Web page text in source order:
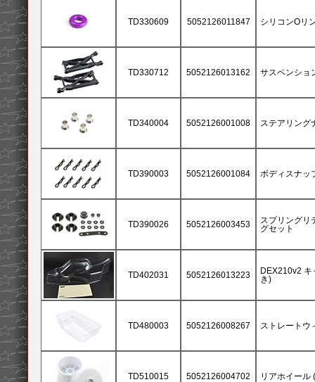
TD330609 5052126011847 シリコンOリ
TD330712 5052126013162 サスペンショ
TD340004 5052126001008 ステアリング
TD390003 5052126001084 ボディスナッ
TD390026 5052126003453
スプリングリ
グセット
TD402031 5052126013223
DEX210v2 キ
き)
TD480003 5052126008267 ストレートウ
TD510015 5052126004702 リアホイール